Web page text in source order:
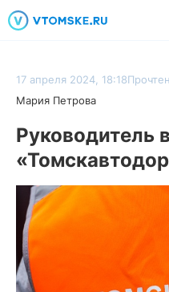
17 апреля 2024, 18:18
Мария Петрова
Руководитель